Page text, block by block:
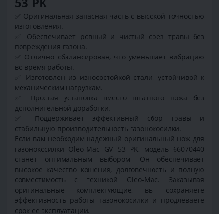
Оригинальная запасная часть с высокой точностью
изготовления.
Обеспечивает ровный и чистый срез травы без
повреждения газона.
Отлично сбалансирован, что уменьшает вибрацию
во время работы.
Изготовлен из износостойкой стали, устойчивой к
механическим нагрузкам.
Простая установка вместо штатного ножа без
дополнительной доработки.
Поддерживает эффективный сбор травы и
стабильную производительность газонокосилки.
Если вам необходим надежный оригинальный нож для
газонокосилки Oleo-Mac GV 53 PK, модель 66070440
станет оптимальным выбором. Он обеспечивает
высокое качество кошения, долговечность и полную
совместимость с техникой Oleo-Mac. Заказывая
оригинальные комплектующие, вы сохраняете
эффективность работы газонокосилки и продлеваете
срок ее эксплуатации.